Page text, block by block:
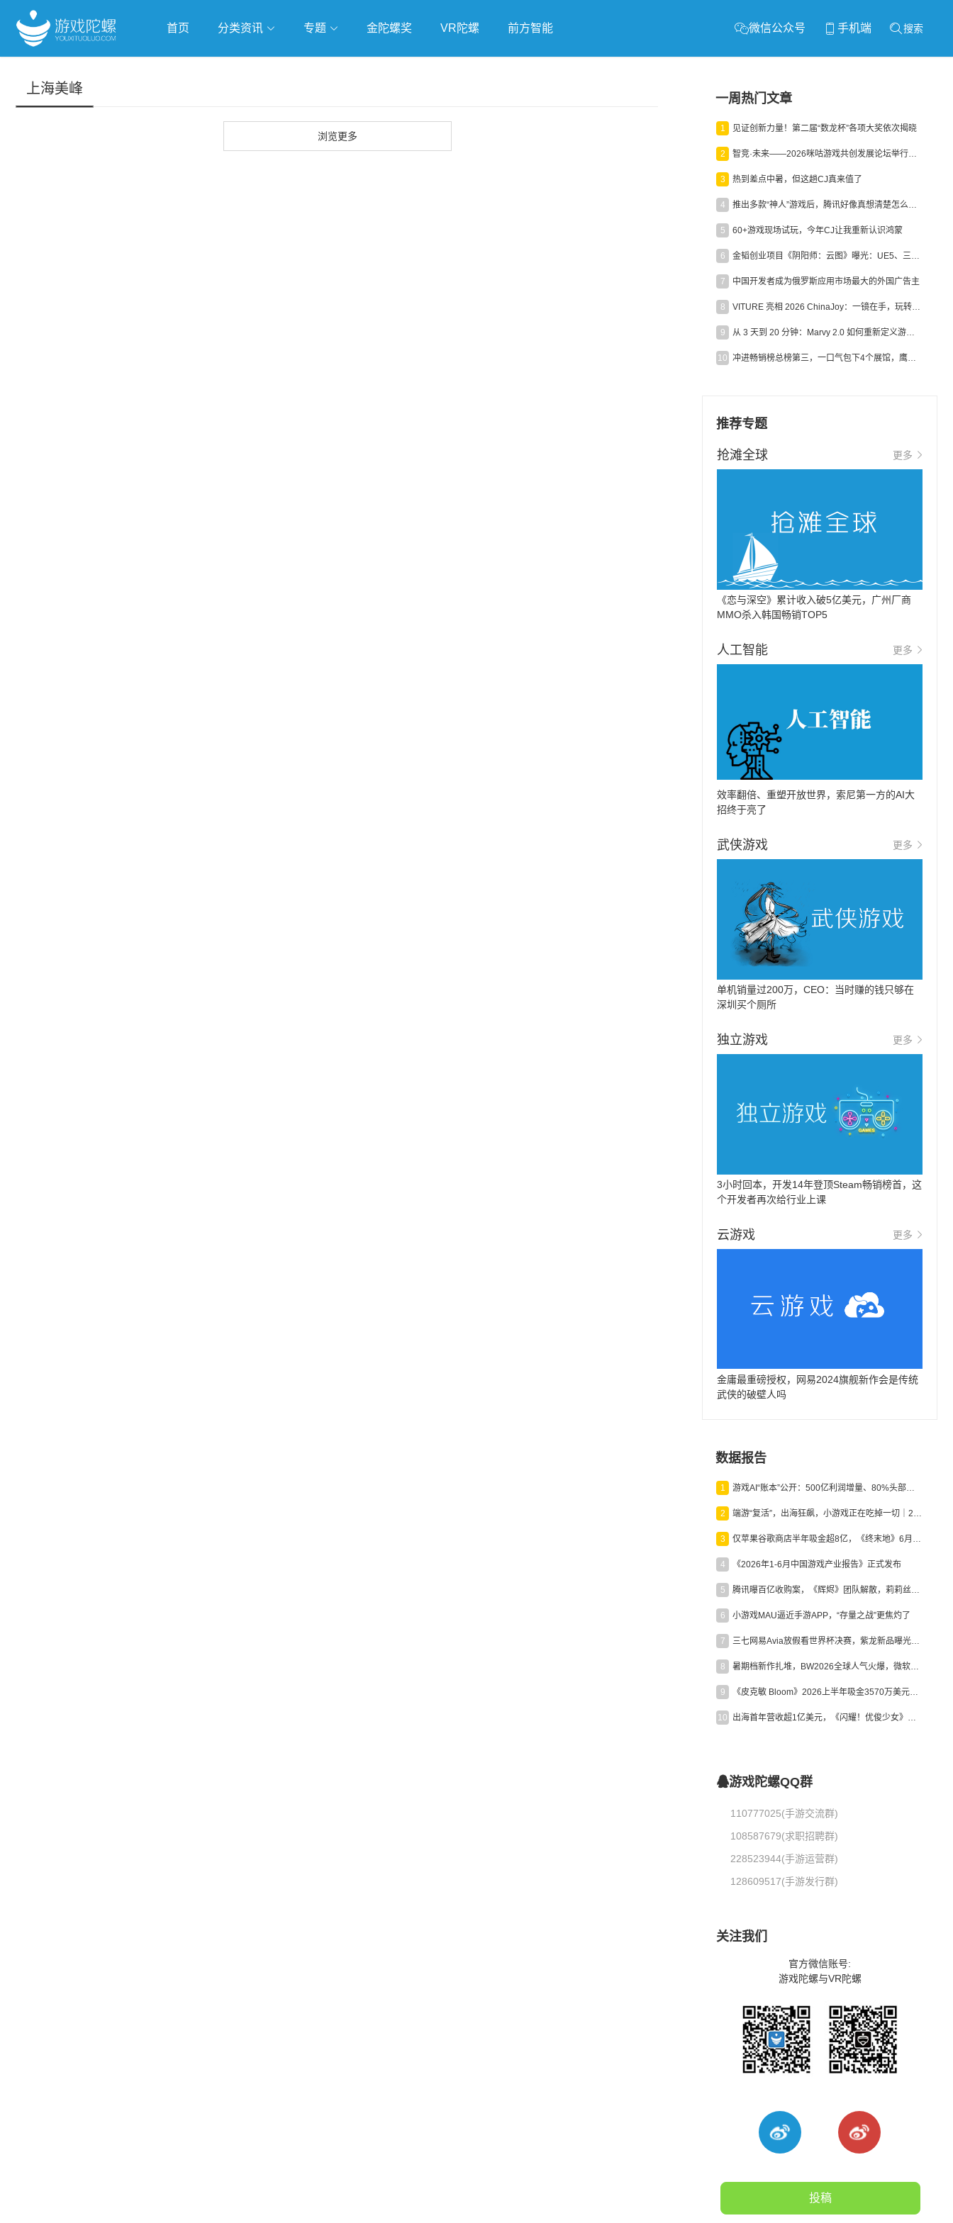
首页 分类资讯 专题 金陀螺奖 VR陀螺 前方智能 微信公众号 手机端 搜索
上海美峰
浏览更多
一周热门文章
1 见证创新力量！第二届“数龙杯”各项大奖依次揭晓
2 智竞·未来——2026咪咕游戏共创发展论坛举行：聚力精品内容、AI创作与电竞生态，共建高品质益智健康游戏社区
3 热到差点中暑，但这趟CJ真来值了
4 推出多款“神人”游戏后，腾讯好像真想清楚怎么做二次元了
5 60+游戏现场试玩，今年CJ让我重新认识鸿蒙
6 金韬创业项目《阴阳师：云图》曝光：UE5、三端互通、ARPG
7 中国开发者成为俄罗斯应用市场最大的外国广告主
8 VITURE 亮相 2026 ChinaJoy：一镜在手，玩转全场！
9 从 3 天到 20 分钟：Marvy 2.0 如何重新定义游戏出海营销效率？
10 冲进畅销榜总榜第三，一口气包下4个展馆，鹰角把嘉年华做爆了
推荐专题
抢滩全球 更多
《恋与深空》累计收入破5亿美元，广州厂商
MMO杀入韩国畅销TOP5
人工智能 更多
效率翻倍、重塑开放世界，索尼第一方的AI大
招终于亮了
武侠游戏 更多
单机销量过200万，CEO：当时赚的钱只够在
深圳买个厕所
独立游戏 更多
3小时回本，开发14年登顶Steam畅销榜首，这
个开发者再次给行业上课
云游戏 更多
金庸最重磅授权，网易2024旗舰新作会是传统
武侠的破壁人吗
数据报告
1 游戏AI“账本”公开：500亿利润增量、80%头部入局，谁在闷声发财？
2 端游“复活”，出海狂飙，小游戏正在吃掉一切｜2026上半年产业报告
3 仅苹果谷歌商店半年吸金超8亿，《终末地》6月份收入显著回暖
4 《2026年1-6月中国游戏产业报告》正式发布
5 腾讯曝百亿收购案，《辉烬》团队解散，莉莉丝新作曝光｜陀螺周报
6 小游戏MAU逼近手游APP，“存量之战”更焦灼了
7 三七网易Avia放假看世界杯决赛，紫龙新品曝光，米哈游新作上线 | 陀螺周报
8 暑期档新作扎堆，BW2026全球人气火爆，微软XBOX大裁员|陀螺周报
9 《皮克敏 Bloom》2026上半年吸金3570万美元，中国台湾成最大市场
10 出海首年营收超1亿美元，《闪耀！优俊少女》美国市场占比达七成
游戏陀螺QQ群
110777025(手游交流群)
108587679(求职招聘群)
228523944(手游运营群)
128609517(手游发行群)
关注我们
官方微信账号:
游戏陀螺与VR陀螺
投稿